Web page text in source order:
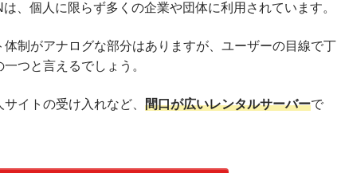
、個人に限らず多くの企業や団体に利用されています。
制がアナログな部分はありますが、ユーザーの目線で丁
つと言えるでしょう。
イトの受け入れなど、 間口が広いレンタルサーバーで